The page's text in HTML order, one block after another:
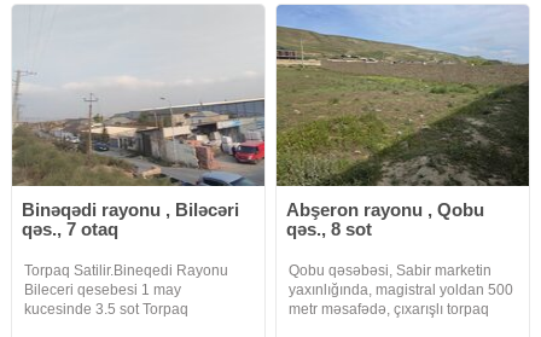
Binəqədi rayonu , Biləcəri
qəs., 7 otaq
Torpaq Satilir.Bineqedi Rayonu
Bileceri qesebesi 1 may
kucesinde 3.5 sot Torpaq
Abşeron rayonu , Qobu
qəs., 8 sot
Qobu qəsəbəsi, Sabir marketin
yaxınlığında, magistral yoldan 500
metr məsafədə, çıxarışlı torpaq